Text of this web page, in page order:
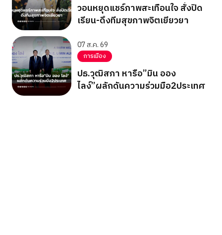
วอนหยุดแชร์ภาพสะเทือนใจ สั่งปิด
เรียน-ดึงทีมสุขภาพจิตเยียวยา
07 ส.ค. 69
การเมือง
ปธ.วุฒิสภา หารือ”มิน ออง
ไลง์”ผลักดันความร่วมมือ2ประเทศ